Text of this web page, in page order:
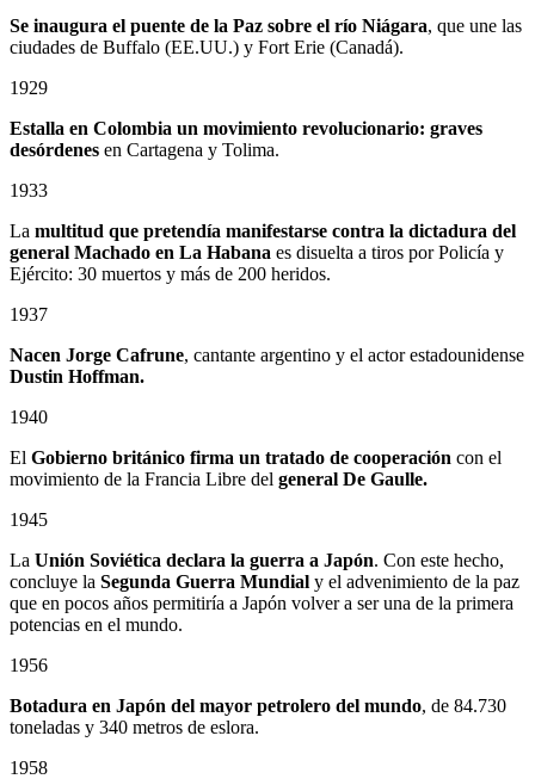
Se inaugura el puente de la Paz sobre el río Niágara, que une las
ciudades de Buffalo (EE.UU.) y Fort Erie (Canadá).
1929
Estalla en Colombia un movimiento revolucionario: graves
desórdenes en Cartagena y Tolima.
1933
La multitud que pretendía manifestarse contra la dictadura del
general Machado en La Habana es disuelta a tiros por Policía y
Ejército: 30 muertos y más de 200 heridos.
1937
Nacen Jorge Cafrune, cantante argentino y el actor estadounidense
Dustin Hoffman.
1940
El Gobierno británico firma un tratado de cooperación con el
movimiento de la Francia Libre del general De Gaulle.
1945
La Unión Soviética declara la guerra a Japón. Con este hecho,
concluye la Segunda Guerra Mundial y el advenimiento de la paz
que en pocos años permitiría a Japón volver a ser una de la primera
potencias en el mundo.
1956
Botadura en Japón del mayor petrolero del mundo, de 84.730
toneladas y 340 metros de eslora.
1958